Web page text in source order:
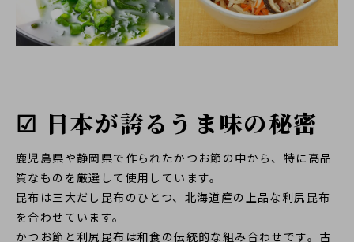
☑ 日本が誇るうま味の秘密
鹿児島県や静岡県で作られたかつお節の中から、特に高品
質なものを厳選して使用しています。
昆布は三大だし昆布のひとつ、北海道産の上品な利尻昆布
を合わせています。
かつお節と利尻昆布は和食の伝統的な組み合わせです。古